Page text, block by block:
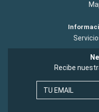
Recibe
TU EMAIL